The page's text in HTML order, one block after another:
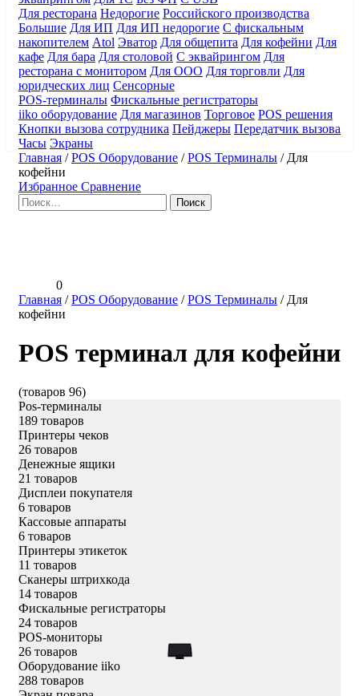
Для ресторана Недорогие Российского производства
Большие Для ИП Для ИП недорогие С фискальным
накопителем Atol Эватор Для общепита Для кофейни Для
кафе Для бара Для столовой С эквайрингом Для
ресторана с монитором Для ООО Для торговли Для
юридческих лиц Сенсорные
POS-терминалы Фискальные регистраторы
iiko оборудование Для магазинов Торговое POS решения
Кнопки вызова сотрудника Пейджеры Передатчик вызова
Часы Экраны
Главная /POS Оборудование /POS Терминалы / Для
кофейни
Избранное Сравнение
Найти:
0
Главная /POS Оборудование /POS Терминалы / Для
кофейни
POS терминал для кофейни
(товаров 96)
Pos-терминалы
189 товаров
Принтеры чеков
26 товаров
Денежные ящики
21 товаров
Дисплеи покупателя
6 товаров
Кассовые аппараты
6 товаров
Принтеры этикеток
11 товаров
Сканеры штрихкода
14 товаров
Фискальные регистраторы
24 товаров
POS-мониторы
26 товаров
Оборудование iiko
288 товаров